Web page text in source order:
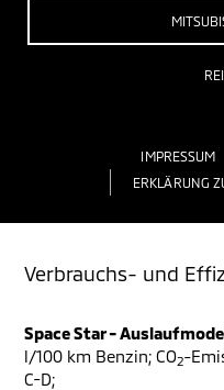
IMPRESSUM
ERKLÄRUNG
Verbrauchs- und
Space Star -
l/100 km Benzin; CO2-
C-D;